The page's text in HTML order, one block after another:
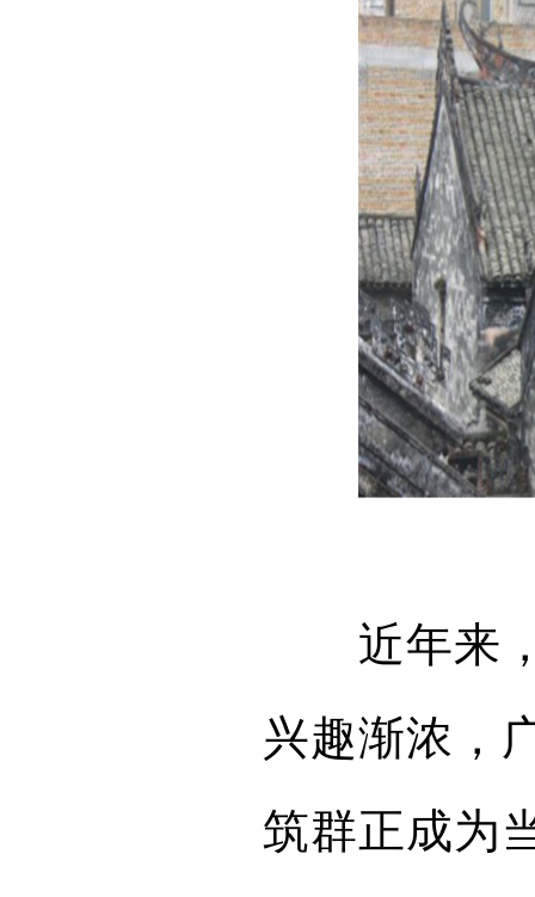
近年来
兴趣渐浓，
筑群正成为